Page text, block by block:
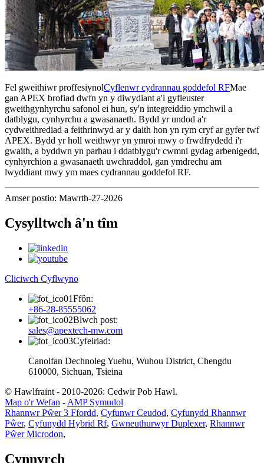
Fel gweithiwr proffesiynolCyflenwr cydrannau goddefol RFMae
gan APEX brofiad dwfn yn y diwydiant a'i gyfleuster
gweithgynhyrchu safonol ei hun, sy'n integreiddio ymchwil a
datblygu, cynhyrchu a gwasanaeth. Bydd yr undod a'r
cydweithrediad a feithrinwyd ar y daith hon yn rym cryf ar gyfer twf
APEX. Bydd yr holl weithwyr yn ymroi mwy o frwdfrydedd i'r
gwaith, a byddwn yn parhau i ddatblygu'r cwmni gydag arbenigedd,
cynhyrchion a gwasanaeth uwchraddol, gan ymdrechu am
lwyddiant mwy ym maes cydrannau goddefol RF.
Amser postio: Mawrth-27-2026
Cysylltwch â'n tîm
Cliciwch Cyflwyno
Ffôn:
+86-28-85555062
Blwch post:
sales@apextech-mw.com
Cyfeiriad:
Canolfan Dechnoleg Yuehu, Wuhou District, Chengdu
610000, Sichuan, Tsieina
© Hawlfraint - 2010-2026: Cedwir Pob Hawl.
Map o'r Wefan - AMP Symudol
Rhannwr Pŵer 3 Ffordd, Cyfunwr Ceudod, Cyfunydd Rhannwr
Pŵer, Cyfunydd Hybrid Rf, Gwneuthurwyr Duplexer, Rhannwr
Pŵer Microdon,
Cynnyrch